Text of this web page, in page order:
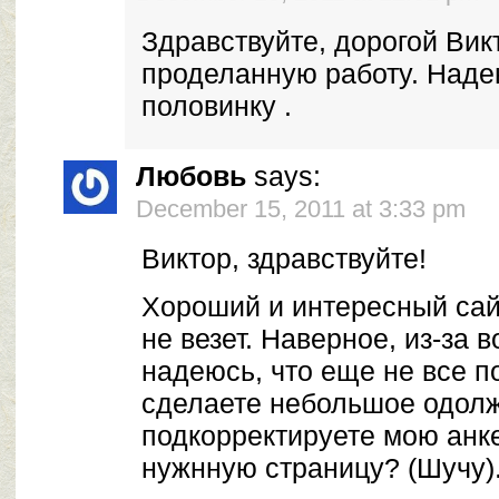
Здравствуйте, дорогой
проделанную работу.
половинку .
Любовь says:
December 15, 2011 at 3:33 pm
Виктор, здравствуйте!
Хороший и интересный
не везет. Наверное, из-за
надеюсь, что еще не все
сделаете небольшое
подкорректируете мою
нужнную страницу?